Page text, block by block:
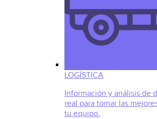
LOGÍSTICA
Información y análisis de
real para tomar las
tu equipo.